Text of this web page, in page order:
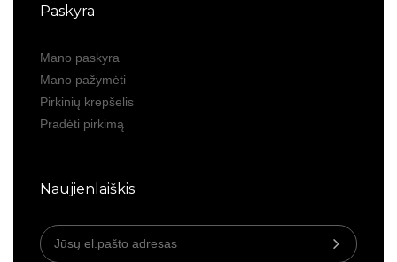
Paskyra
Mano paskyra
Mano pažymėti
Pirkinių krepšelis
Pradėti pirkimą
Naujienlaiškis